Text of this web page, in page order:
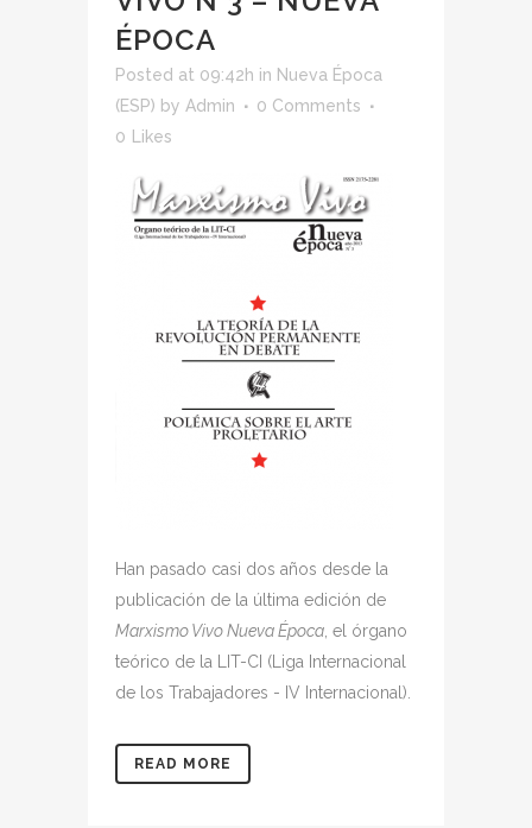
ÉPOCA
Posted at 09:42h in Nueva Época
(ESP) by Admin
0 Comments
0 Likes
Han pasado casi dos años desde la
publicación de la última edición de
Marxismo Vivo Nueva Época , el órgano
teórico de la LIT-CI (Liga Internacional
de los Trabajadores - IV Internacional).
READ MORE